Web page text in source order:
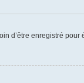
d’être enregistré